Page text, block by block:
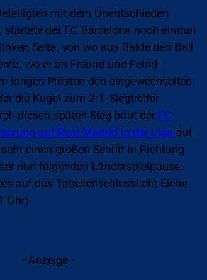
mit dem Unentschieden
der FC Barcelona noch einmal
Seite, von wo aus Balde den Ball
wo er an Freund und Feind
langen Pfosten den eingewechselten
die Kugel zum 2:1-Siegtreffer
diesen späten Sieg baut der FC
auf Real Madrid in der Liga auf
einen großen Schritt in Richtung
nun folgenden Länderspielpause,
auf das Tabellenschlusslicht Elche
Uhr).
- Anzeige -